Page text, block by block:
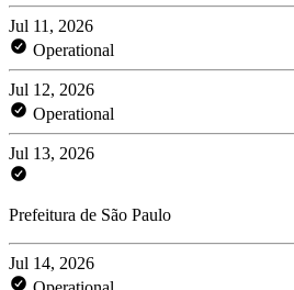
Jul 11, 2026
Operational
Jul 12, 2026
Operational
Jul 13, 2026
Prefeitura de São Paulo
Jul 14, 2026